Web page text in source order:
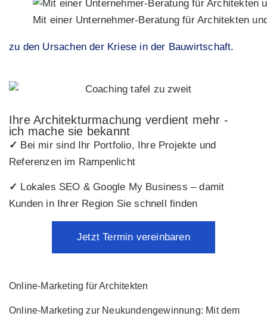
Mit einer Unternehmer-Beratung für Architekten
zu den Ursachen der Kriese in der Bauwirtschaft.
Ihre Architekturmachung verdient mehr -
ich mache sie bekannt
✓ Bei mir sind Ihr Portfolio, Ihre Projekte und
Referenzen im Rampenlicht
✓ Lokales SEO & Google My Business – damit
Kunden in Ihrer Region Sie schnell finden
Jetzt Termin vereinbaren
Online-Marketing für Architekten
Online-Marketing zur Neukundengewinnung: Mit dem